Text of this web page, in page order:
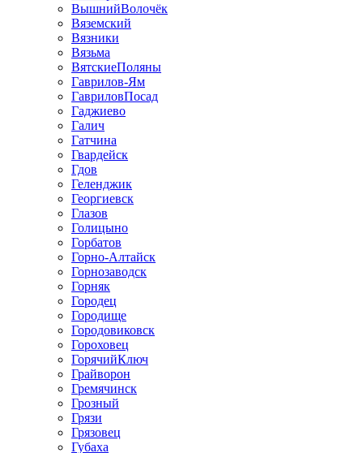
ВышнийВолочёк
Вяземский
Вязники
Вязьма
ВятскиеПоляны
Гаврилов-Ям
ГавриловПосад
Гаджиево
Галич
Гатчина
Гвардейск
Гдов
Геленджик
Георгиевск
Глазов
Голицыно
Горбатов
Горно-Алтайск
Горнозаводск
Горняк
Городец
Городище
Городовиковск
Гороховец
ГорячийКлюч
Грайворон
Гремячинск
Грозный
Грязи
Грязовец
Губаха